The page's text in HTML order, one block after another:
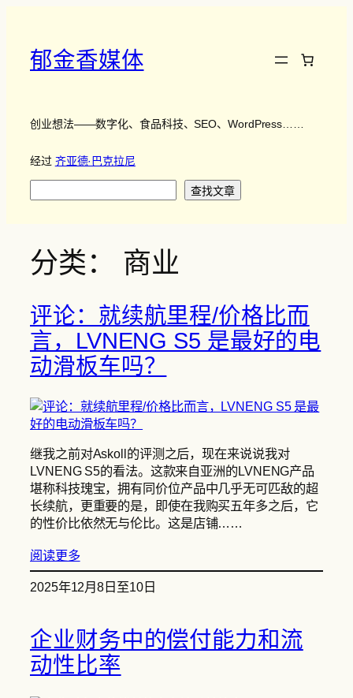
郁金香媒体
创业想法——数字化、食品科技、SEO、WordPress……
经过 齐亚德·巴克拉尼
索
查找文章
分类： 商业
评论：就续航里程/价格比而
言，LVNENG S5 是最好的电
动滑板车吗？
继我之前对Askoll的评测之后，现在来说说我对
LVNENG S5的看法。这款来自亚洲的LVNENG产品
堪称科技瑰宝，拥有同价位产品中几乎无可匹敌的超
长续航，更重要的是，即使在我购买五年多之后，它
的性价比依然无与伦比。这是店铺……
阅读更多
2025年12月8日至10日
企业财务中的偿付能力和流
动性比率